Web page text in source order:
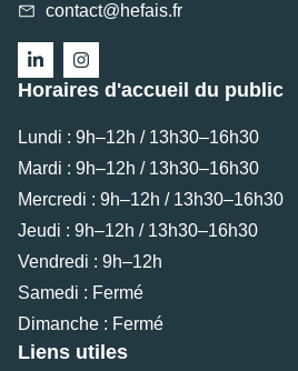
contact@hefais.fr
Horaires d'accueil du public
Lundi : 9h–12h / 13h30–16h30
Mardi : 9h–12h / 13h30–16h30
Mercredi : 9h–12h / 13h30–16h30
Jeudi : 9h–12h / 13h30–16h30
Vendredi : 9h–12h
Samedi : Fermé
Dimanche : Fermé
Liens utiles